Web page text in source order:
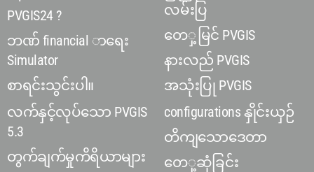
PVGIS24 ?
ဘဏ် financial ာရေး
Simulator
စာရင်းသွင်းပါ။
လက်နှင့်လုပ်သော PVGIS
5.3
တွက်ချက်မှုကိရိယာများ
လမ်းပြ
တေှ့မြင် PVGIS
နားလည် PVGIS
အသုံးပြု PVGIS
configurations နှိုင်းယှဉ်
တိကျသောဒေတာ
တေှ့ဆုံခြင်း